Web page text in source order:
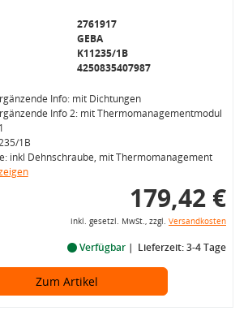
2761917
GEBA
K11235/1B
4250835407987
Info: mit Dichtungen
Info 2: mit Thermomanagementmodul
1B
inkl Dehnschraube, mit Thermomanagement
179,42 €
inkl. gesetzl. MwSt., zzgl. Versandkosten
Verfügbar Lieferzeit: 3-4 Tage
Zum Artikel